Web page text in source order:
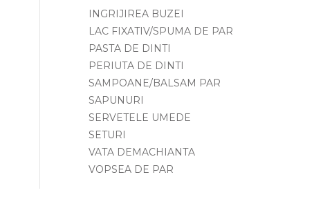
INGRIJIREA BUZEI
LAC FIXATIV/SPUMA DE PAR
PASTA DE DINTI
PERIUTA DE DINTI
SAMPOANE/BALSAM PAR
SAPUNURI
SERVETELE UMEDE
SETURI
VATA DEMACHIANTA
VOPSEA DE PAR